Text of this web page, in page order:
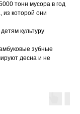
тонн мусора в год
из которой они
культуру
зубные
десна и не